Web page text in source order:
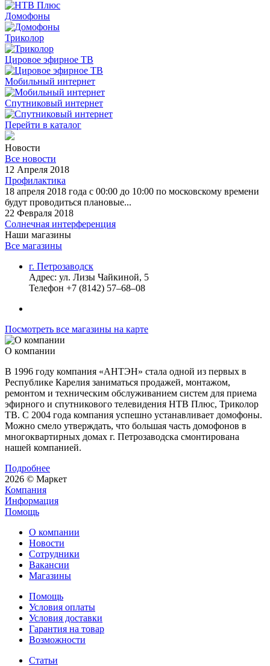
Домофоны
Триколор
Цировое эфирное ТВ
Мобильный интернет
Спутниковый интернет
Перейти в каталог
Новости
Все новости
12 Апреля 2018
Профилактика
18 апреля 2018 года с 00:00 до 10:00 по московскому времени
будут проводиться плановые...
22 Февраля 2018
Солнечная интерференция
Наши магазины
Все магазины
г. Петрозаводск
Адрес: ул. Лизы Чайкиной, 5
Телефон +7 (8142) 57–68–08
Посмотреть все магазины на карте
О компании
В 1996 году компания «АНТЭН» стала одной из первых в
Республике Карелия заниматься продажей, монтажом,
ремонтом и техническим обслуживанием систем для приема
эфирного и спутникового телевидения НТВ Плюс, Триколор
ТВ. С 2004 года компания успешно устанавливает домофоны.
Можно смело утверждать, что большая часть домофонов в
многоквартирных домах г. Петрозаводска смонтирована
нашей компанией.
Подробнее
2026 © Маркет
Компания
Информация
Помощь
О компании
Новости
Сотрудники
Вакансии
Магазины
Помощь
Условия оплаты
Условия доставки
Гарантия на товар
Возможности
Статьи